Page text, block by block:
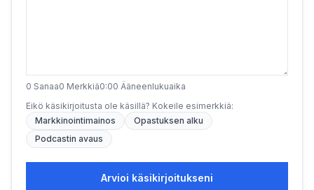
0 Sanaa0 Merkkiä0:00 Ääneenlukuaika
Eikö käsikirjoitusta ole käsillä? Kokeile esimerkkiä:
Markkinointimainos
Opastuksen alku
Podcastin avaus
Arvioi käsikirjoitukseni